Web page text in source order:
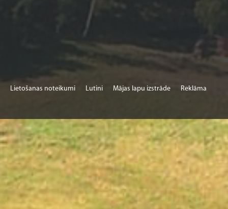
Lietošanas noteikumi Lutini Mājas lapu izstrāde Reklāma